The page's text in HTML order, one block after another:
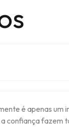
é apenas
confiança fazem